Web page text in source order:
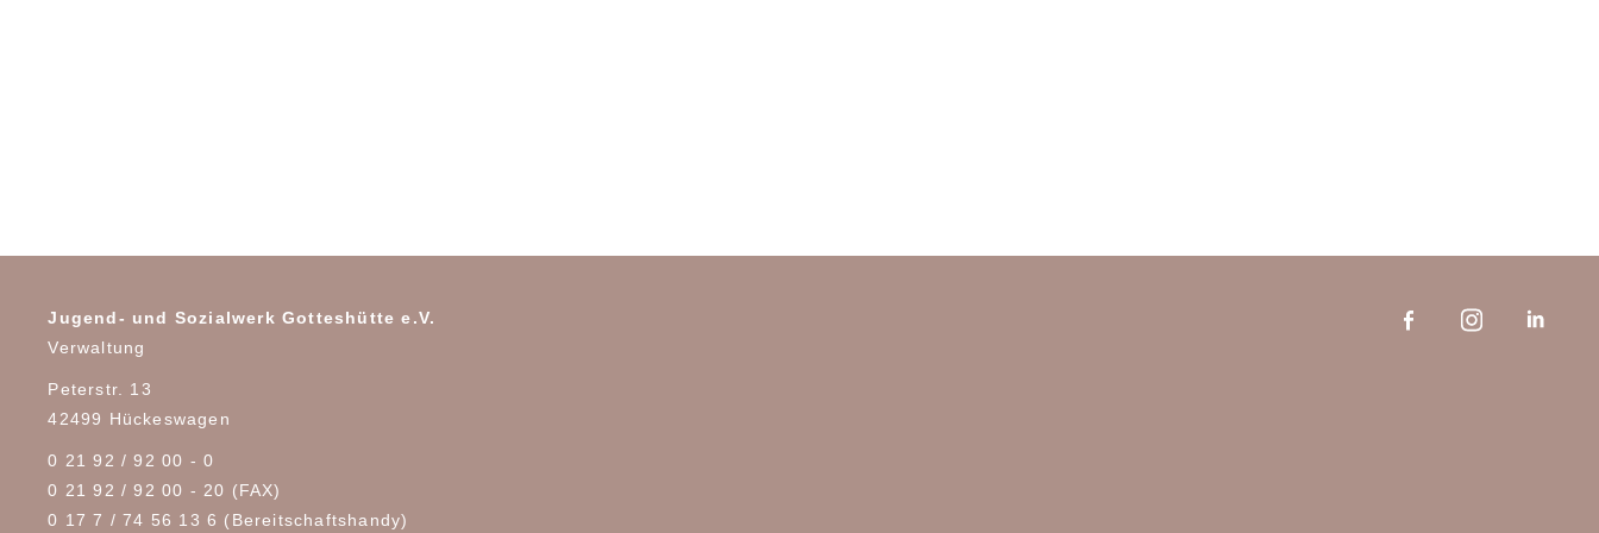
Jugend- und Sozialwerk Gotteshütte e.V.
Verwaltung
Peterstr. 13
42499 Hückeswagen
0 21 92 / 92 00 - 0
0 21 92 / 92 00 - 20 (FAX)
0 17 7 / 74 56 13 6 (Bereitschaftshandy)